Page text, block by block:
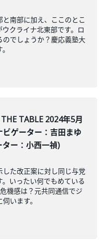
と南部に加え、ここのとこ
クライナ北東部です。ロ
でしょうか？慶応義塾大
TABLE 2024年5月
ビゲーター：吉田まゆ
ター：小西一禎)
した改正案に対し同じ与党
いったい何でもめている
機感は？元共同通信でジ
います。